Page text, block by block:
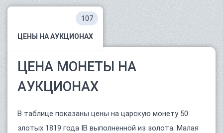
ЦЕНЫ НА АУКЦИОНАХ
107
ЦЕНА МОНЕТЫ НА
АУКЦИОНАХ
В таблице показаны цены на царскую монету 50
злотых 1819 года IB выполненной из золота. Малая